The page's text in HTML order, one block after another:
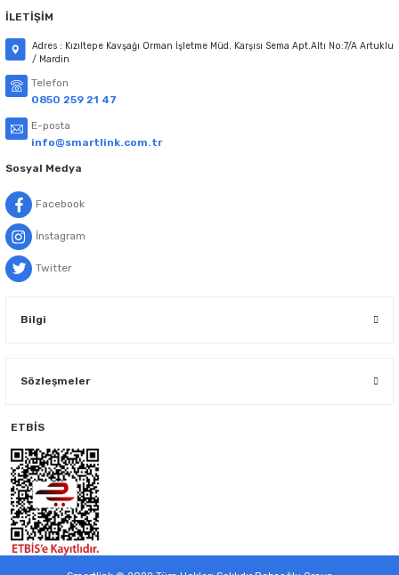
İLETİŞİM
Adres : Kızıltepe Kavşağı Orman İşletme Müd. Karşısı Sema Apt.Altı No:7/A Artuklu
/ Mardin
Telefon
0850 259 21 47
E-posta
info@smartlink.com.tr
Sosyal Medya
Facebook
İnstagram
Twitter
Bilgi
Sözleşmeler
ETBİS